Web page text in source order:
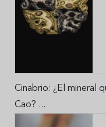
Cinabrio: ¿El mineral
Cao? ...